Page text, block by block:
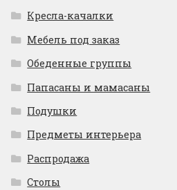
Кресла-качалки
Мебель под заказ
Обеденные группы
Папасаны и мамасаны
Подушки
Предметы интерьера
Распродажа
Столы